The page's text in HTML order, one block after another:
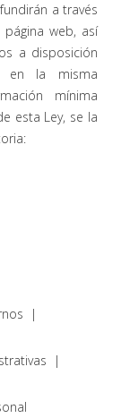
a través
web, así
a disposición
en la misma
mínima
esta Ley, se la
|
|